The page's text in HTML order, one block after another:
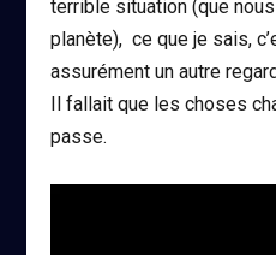
terrible situation (que
planète), ce que je sais,
assurément un autre
Il fallait que les choses
passe.